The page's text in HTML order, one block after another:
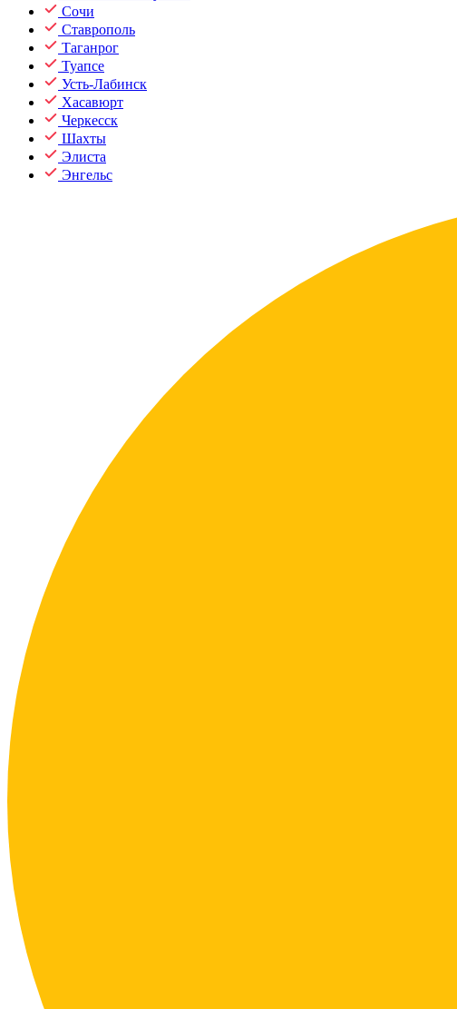
Сочи
Ставрополь
Таганрог
Туапсе
Усть-Лабинск
Хасавюрт
Черкесск
Шахты
Элиста
Энгельс